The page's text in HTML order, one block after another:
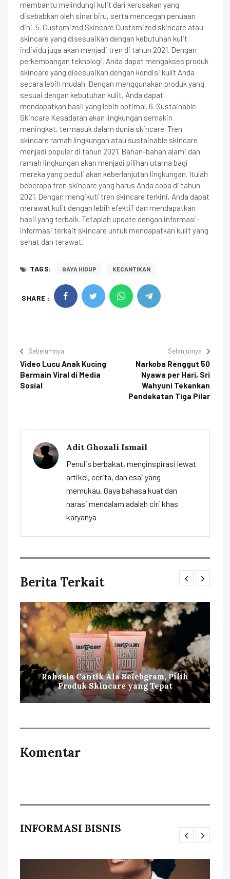
membantu melindungi kulit dari kerusakan yang
disebabkan oleh sinar biru, serta mencegah penuaan
dini. 5. Customized Skincare Customized skincare atau
skincare yang disesuaikan dengan kebutuhan kulit
individu juga akan menjadi tren di tahun 2021. Dengan
perkembangan teknologi, Anda dapat mengakses produk
skincare yang disesuaikan dengan kondisi kulit Anda
secara lebih mudah. Dengan menggunakan produk yang
sesuai dengan kebutuhan kulit, Anda dapat
mendapatkan hasil yang lebih optimal. 6. Sustainable
Skincare Kesadaran akan lingkungan semakin
meningkat, termasuk dalam dunia skincare. Tren
skincare ramah lingkungan atau sustainable skincare
menjadi populer di tahun 2021. Bahan-bahan alami dan
ramah lingkungan akan menjadi pilihan utama bagi
mereka yang peduli akan keberlanjutan lingkungan. Itulah
beberapa tren skincare yang harus Anda coba di tahun
2021. Dengan mengikuti tren skincare terkini, Anda dapat
merawat kulit dengan lebih efektif dan mendapatkan
hasil yang terbaik. Tetaplah update dengan informasi-
informasi terkait skincare untuk mendapatkan kulit yang
sehat dan terawat.
TAGS: GAYA HIDUP KECANTIKAN
SHARE :
Sebelumnya
Video Lucu Anak Kucing
Bermain Viral di Media
Sosial
Selanjutnya
Narkoba Renggut 50
Nyawa per Hari, Sri
Wahyuni Tekankan
Pendekatan Tiga Pilar
Adit Ghozali Ismail
Penulis berbakat, menginspirasi lewat
artikel, cerita, dan esai yang
memukau. Gaya bahasa kuat dan
narasi mendalam adalah ciri khas
karyanya
Berita Terkait
Rahasia Cantik Ala Selebgram, Pilih
Produk Skincare yang Tepat
Komentar
INFORMASI BISNIS